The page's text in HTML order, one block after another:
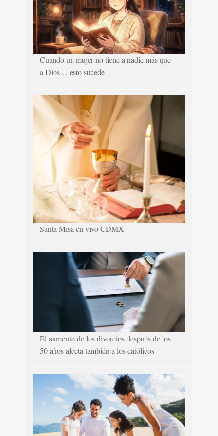
Cuando un mujer no tiene a nadie más que
a Dios… esto sucede
Santa Misa en vivo CDMX
El aumento de los divorcios después de los
50 años afecta también a los católicos